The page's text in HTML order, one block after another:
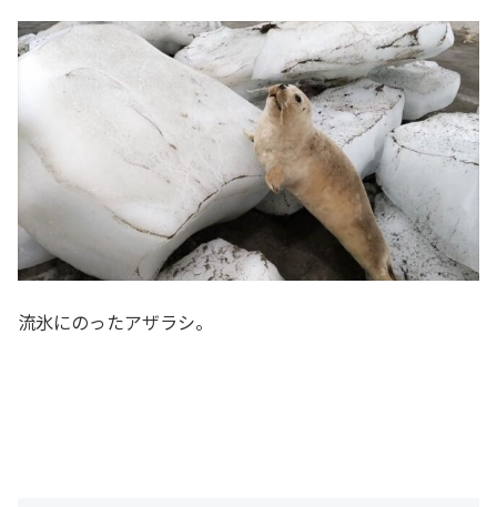
流氷にのったアザラシ。